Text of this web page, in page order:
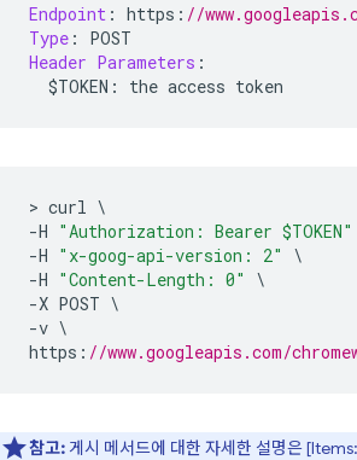
Endpoint : https : //
Type :
POST
Header Parameters :
$TOKEN : the access token
> curl \
-H "Authorization: Bearer $TOKEN"
-H "x-goog-api-version: 2"
\
-H "Content-Length: 0"
\
-X POST \
-v \
https : //www.googleapis.com/
참고: 게시 메서드에 대한 자세한 설명은